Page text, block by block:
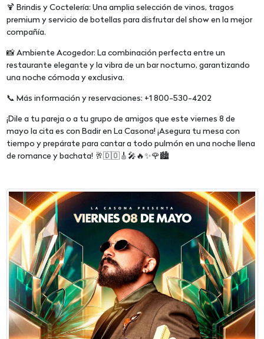
🍹 Brindis y Coctelería: Una amplia selección de vinos, tragos
premium y servicio de botellas para disfrutar del show en la mejor
compañía.
📸 Ambiente Acogedor: La combinación perfecta entre un
restaurante elegante y la vibra de un bar nocturno, garantizando
una noche cómoda y exclusiva.
📞 Más información y reservaciones: +1 800-530-4202
¡Dile a tu pareja o a tu grupo de amigos que este viernes 8 de
mayo la cita es con Badir en La Casona! ¡Asegura tu mesa con
tiempo y prepárate para cantar a todo pulmón en una noche llena
de romance y bachata! 🥂🇩🇴🎸🎤🔥✨🌹🏙️